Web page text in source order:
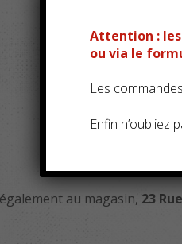
au magasin, 23
Attention :
ou via le
Les
Enfin n’oubliez